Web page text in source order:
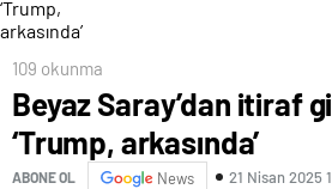
109 okunma
Beyaz Saray’dan itiraf
‘Trump, arkasında’
ABONE OL News 21 Nisan 2025